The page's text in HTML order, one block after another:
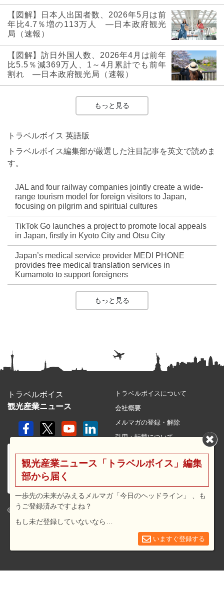
【図解】日本人出国者数、2026年5月は前
年比4.7％増の113万人 ―日本政府観光
局（速報）
【図解】訪日外国人数、2026年4月は前年
比5.5％減369万人、1～4月累計でも前年
割れ ―日本政府観光局（速報）
もっと見る
トラベルボイス 英語版
トラベルボイス編集部が厳選した注目記事を英文で読めま
す。
JAL and four railway companies jointly create a wide-
range tourism model for foreign visitors to Japan,
focusing on pilgrim and spiritual cultures
TikTok Go launches a project to promote local appeals
in Japan, firstly in Kyoto City and Otsu City
Japan’s medical service provider MEDI PHONE
provides free medical translation services in
Kumamoto to support foreigners
もっと見る
トラベルボイス
観光産業ニュース
© 2026 travel voice.
トラベルボイスについて
会社概要
メルマガの登録・解除
引用・転載について
利用規約
広告メニュー・料金
観光産業ニュース「トラベルボイス」編集
部から届く
一歩先の未来がみえるメルマガ「今日のヘッドライン」 、も
うご登録済みですよね？
もし未だ登録していないなら…
いますぐ登録する